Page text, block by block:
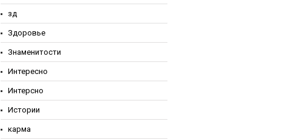
зд
Здоровье
Знаменитости
Интересно
Интерсно
Истории
карма